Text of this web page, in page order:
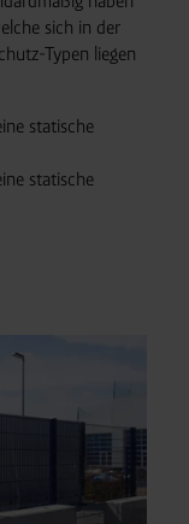
Ihre Daten können
Webanalyse,
Partner in
Übermittlung
nicht gesetzlich
KG, Industrieweg
sich in der
Typen liegen
statische
statische